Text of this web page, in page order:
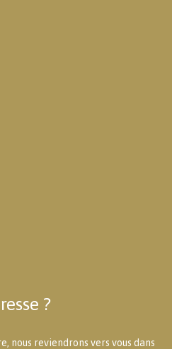
?
nous reviendrons vers vous dans